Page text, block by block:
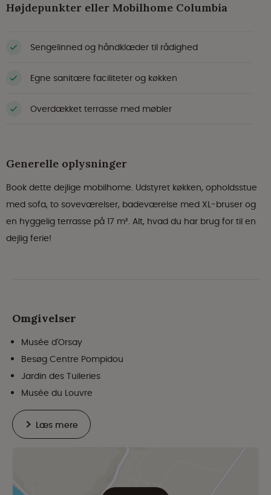
Højdepunkter eller Mobilhome Columbia
Sengelinned og håndklæder til rådighed
Egne sanitære faciliteter og køkken
Overdækket terrasse med møbler
Generelle oplysninger
Book dette dejlige mobilhome. Udstyret køkken, opholdsstue
med sofa, to soveværelser, badeværelse med XL-bruser og
en hyggelig terrasse på 17 m². Alt, hvad du har brug for til en
dejlig ferie!
Omgivelser
Musée d'Orsay
Besøg Centre Pompidou
Jardin des Tuileries
Musée du Louvre
Læs mere